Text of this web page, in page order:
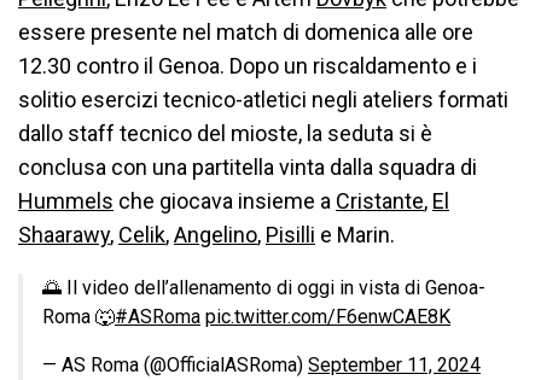
essere presente nel match di domenica alle ore
12.30 contro il Genoa. Dopo un riscaldamento e i
solitio esercizi tecnico-atletici negli ateliers formati
dallo staff tecnico del mioste, la seduta si è
conclusa con una partitella vinta dalla squadra di
Hummels che giocava insieme a Cristante, El
Shaarawy, Celik,Angelino, Pisilli e Marin.
🌅 Il video dell’allenamento di oggi in vista di Genoa-
Roma 🐺#ASRoma pic.twitter.com/F6enwCAE8K
— AS Roma (@OfficialASRoma) September 11, 2024